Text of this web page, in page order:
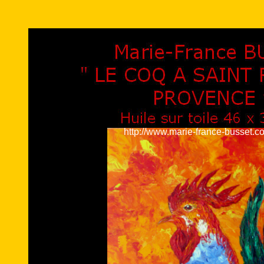
http://www.marie-france-